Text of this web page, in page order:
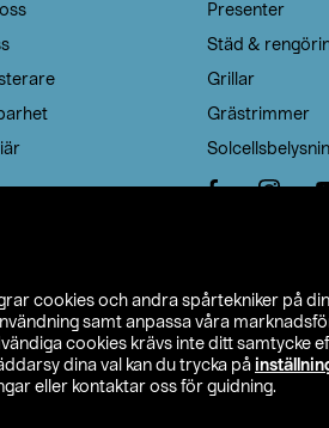
cookies och andra spårtekniker på
samt anpassa våra
cookies krävs inte ditt samtycke
dina val kan du trycka på
eller kontaktar oss för guidning.
Presenter
Städ &
Grillar
Grästrimmer